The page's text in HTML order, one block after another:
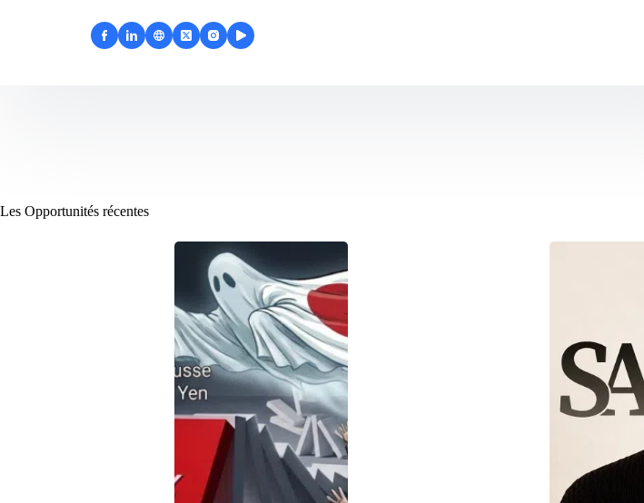
Les Opportunités récentes